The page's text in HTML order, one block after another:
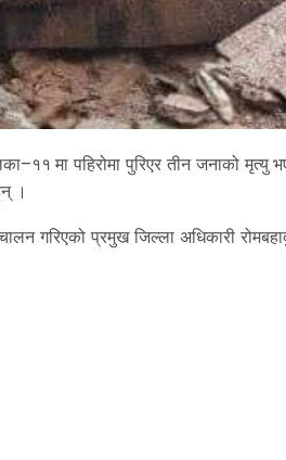
मा पहिरोमा पुरिएर तीन जनाको
।
गरिएको प्रमुख जिल्ला अधिकारी